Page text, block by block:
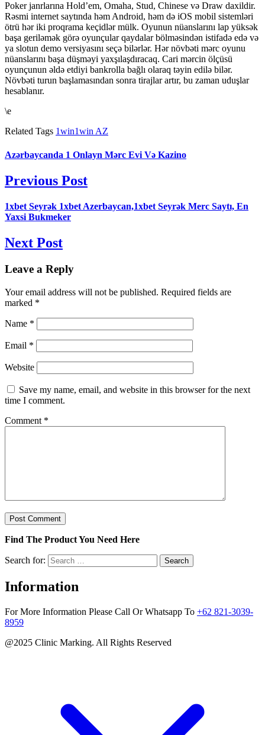
Poker janrlarına Hold’em, Omaha, Stud, Chinese və Draw daxildir.
Rəsmi internet saytında həm Android, həm də iOS mobil sistemləri
ötrü hər iki proqrama keçidlər mülk. Oyunun nüanslarını lap yüksək
başa geriləmək görə oyunçular qaydalar bölməsindən istifadə edə və
ya slotun demo versiyasını seçə bilərlər. Hər növbəti mərc oyunu
nüanslarını başa düşməyi yaxşılaşdıracaq. Cari mərcin ölçüsü
oyunçunun əldə etdiyi bankrolla bağlı olaraq təyin edilə bilər.
Növbəti turun başlamasından sonra tirajlar artır, bu zaman uduşlar
hesablanır.
\e
Related Tags 1win1win AZ
Azərbaycanda 1 Onlayn Mərc Evi Və Kazino
Previous Post
1xbet Seyrək 1xbet Azerbaycan,1xbet Seyrək Merc Saytı, En
Yaxsi Bukmeker
Next Post
Leave a Reply
Your email address will not be published. Required fields are
marked *
Name *
Email *
Website
Save my name, email, and website in this browser for the next
time I comment.
Comment *
Find The Product You Need Here
Search for:
Information
For More Information Please Call Or Whatsapp To +62 821-3039-
8959
@2025 Clinic Marking. All Rights Reserved